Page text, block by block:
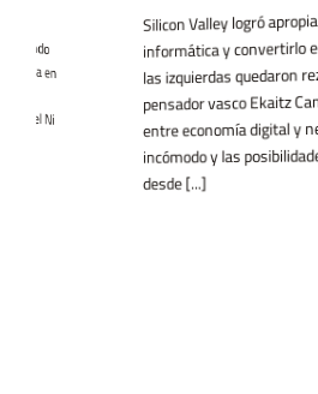
Silicon Valley logró apropiarse del
informática y convertirlo en un motor
las izquierdas quedaron rezagadas. En
pensador vasco Ekaitz Cancela hace
entre economía digital y
incómodo y las posibilidades de